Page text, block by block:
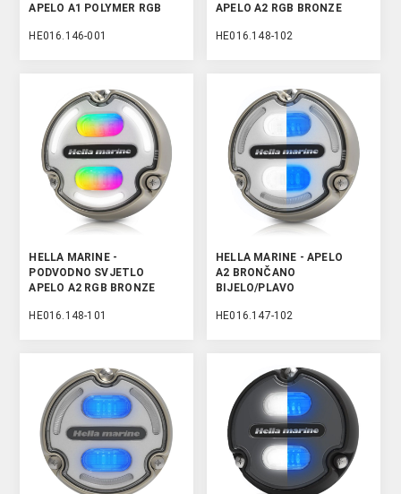
APELO A1 POLYMER RGB
HE016.146-001
APELO A2 RGB BRONZE
HE016.148-102
HELLA MARINE -
PODVODNO SVJETLO
APELO A2 RGB BRONZE
HE016.148-101
HELLA MARINE - APELO
A2 BRONČANO
BIJELO/PLAVO
HE016.147-102